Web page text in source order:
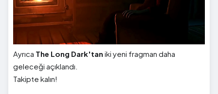
Ayrıca The Long Dark'tan iki yeni fragman daha
geleceği açıklandı.
Takipte kalın!